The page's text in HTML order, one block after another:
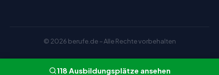
118 Ausbildungsplätze ansehen
© 2026 berufe.de – Alle Rechte vorbehalten